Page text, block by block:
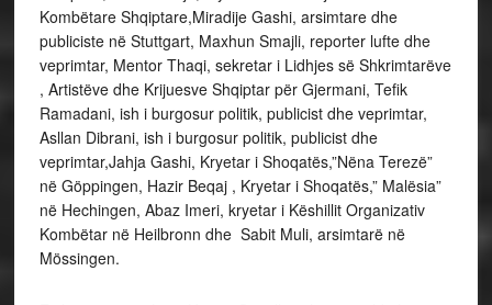
Kombëtare Shqiptare,Miradije Gashi, arsimtare dhe
publiciste në Stuttgart, Maxhun Smajli, reporter lufte dhe
veprimtar, Mentor Thaqi, sekretar i Lidhjes së Shkrimtarëve
, Artistëve dhe Krijuesve Shqiptar për Gjermani, Tefik
Ramadani, ish i burgosur politik, publicist dhe veprimtar,
Asllan Dibrani, ish i burgosur politik, publicist dhe
veprimtar,Jahja Gashi, Kryetar i Shoqatës,”Nëna Terezë”
në Göppingen, Hazir Beqaj , Kryetar i Shoqatës,” Malësia”
në Hechingen, Abaz Imeri, kryetar i Këshillit Organizativ
Kombëtar në Heilbronn dhe Sabit Muli, arsimtarë në
Mössingen.